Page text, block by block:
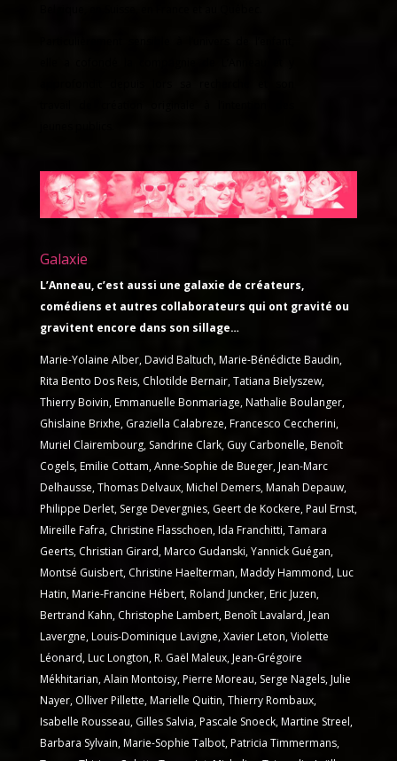
Galaxie
L’Anneau, c’est aussi une galaxie de créateurs,
comédiens et autres collaborateurs qui ont gravité ou
gravitent encore dans son sillage…
Marie-Yolaine Alber, David Baltuch, Marie-Bénédicte Baudin,
Rita Bento Dos Reis, Chlotilde Bernair, Tatiana Bielyszew,
Thierry Boivin, Emmanuelle Bonmariage, Nathalie Boulanger,
Ghislaine Brixhe, Graziella Calabreze, Francesco Ceccherini,
Muriel Clairembourg, Sandrine Clark, Guy Carbonelle, Benoît
Cogels, Emilie Cottam, Anne-Sophie de Bueger, Jean-Marc
Delhausse, Thomas Delvaux, Michel Demers, Manah Depauw,
Philippe Derlet, Serge Devergnies, Geert de Kockere, Paul Ernst,
Mireille Fafra, Christine Flasschoen, Ida Franchitti, Tamara
Geerts, Christian Girard, Marco Gudanski, Yannick Guégan,
Montsé Guisbert, Christine Haelterman, Maddy Hammond, Luc
Hatin, Marie-Francine Hébert, Roland Juncker, Eric Juzen,
Bertrand Kahn, Christophe Lambert, Benoît Lavalard, Jean
Lavergne, Louis-Dominique Lavigne, Xavier Leton, Violette
Léonard, Luc Longton, R. Gaël Maleux, Jean-Grégoire
Mékhitarian, Alain Montoisy, Pierre Moreau, Serge Nagels, Julie
Nayer, Olliver Pillette, Marielle Quitin, Thierry Rombaux,
Isabelle Rousseau, Gilles Salvia, Pascale Snoeck, Martine Streel,
Barbara Sylvain, Marie-Sophie Talbot, Patricia Timmermans,